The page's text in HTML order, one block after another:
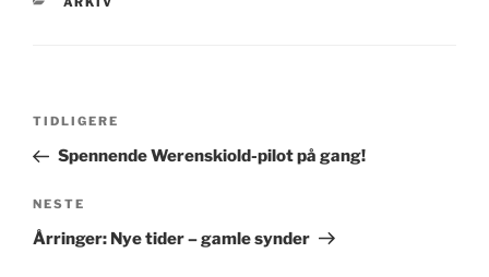
Innleggsnavigasjon
Forrige
innlegg
TIDLIGERE
Spennende Werenskiold-pilot på gang!
Neste
innlegg
NESTE
Årringer: Nye tider – gamle synder